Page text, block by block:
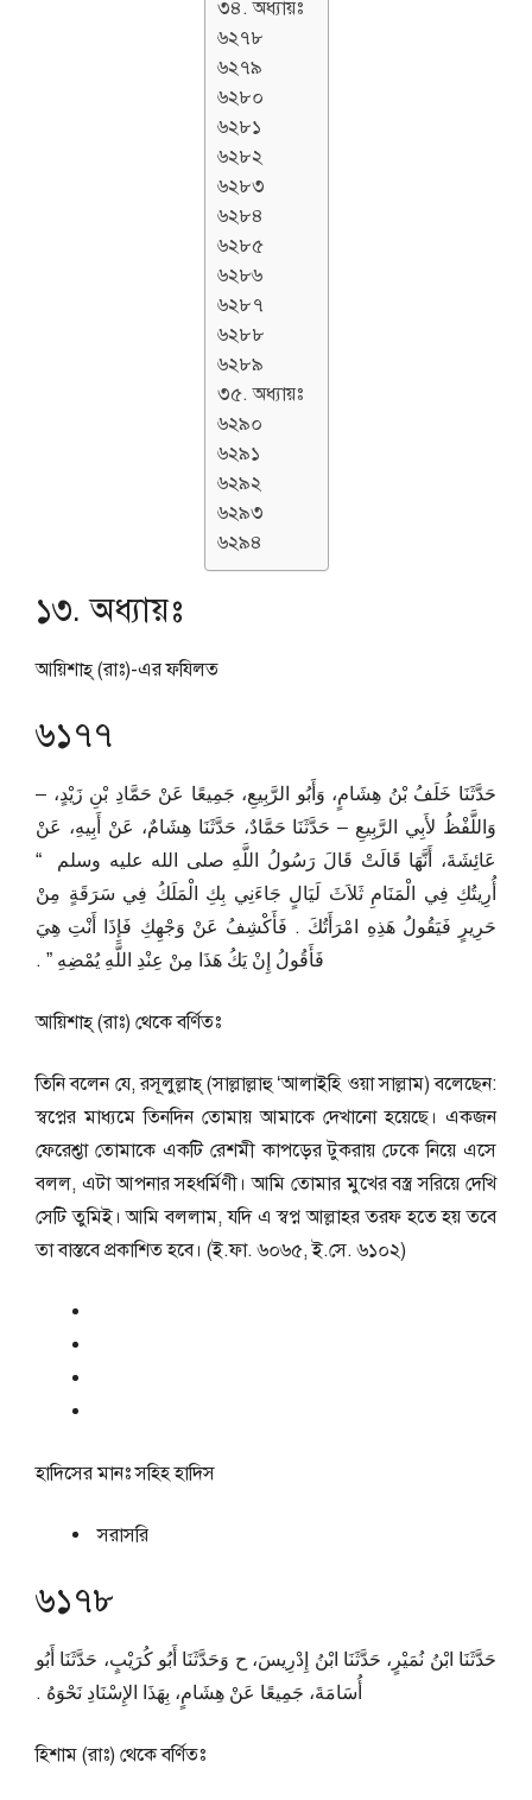
৩৪. অধ্যায়ঃ
৬২৭৮
৬২৭৯
৬২৮০
৬২৮১
৬২৮২
৬২৮৩
৬২৮৪
৬২৮৫
৬২৮৬
৬২৮৭
৬২৮৮
৬২৮৯
৩৫. অধ্যায়ঃ
৬২৯০
৬২৯১
৬২৯২
৬২৯৩
৬২৯৪
১৩. অধ্যায়ঃ
আয়িশাহ্ (রাঃ)-এর ফযিলত
৬১৭৭
حَدَّثَنَا خَلَفُ بْنُ هِشَامٍ، وَأَبُو الرَّبِيعِ، جَمِيعًا عَنْ حَمَّادِ بْنِ زَيْدٍ، –
وَاللَّفْظُ لأَبِي الرَّبِيعِ – حَدَّثَنَا حَمَّادٌ، حَدَّثَنَا هِشَامٌ، عَنْ أَبِيهِ، عَنْ
عَائِشَةَ، أَنَّهَا قَالَتْ قَالَ رَسُولُ اللَّهِ صلى الله عليه وسلم ‏ “‏
أُرِيتُكِ فِي الْمَنَامِ ثَلاَثَ لَيَالٍ جَاءَنِي بِكِ الْمَلَكُ فِي سَرَقَةٍ مِنْ
حَرِيرٍ فَيَقُولُ هَذِهِ امْرَأَتُكَ ‏.‏ فَأَكْشِفُ عَنْ وَجْهِكِ فَإِذَا أَنْتِ هِيَ
فَأَقُولُ إِنْ يَكُ هَذَا مِنْ عِنْدِ اللَّهِ يُمْضِهِ ‏”‏ ‏.‏
আয়িশাহ্ (রাঃ) থেকে বর্ণিতঃ
তিনি বলেন যে, রসূলুল্লাহ্ (সাল্লাল্লাহু ‘আলাইহি ওয়া সাল্লাম) বলেছেন:
স্বপ্নের মাধ্যমে তিনদিন তোমায় আমাকে দেখানো হয়েছে। একজন
ফেরেশ্তা তোমাকে একটি রেশমী কাপড়ের টুকরায় ঢেকে নিয়ে এসে
বলল, এটা আপনার সহধর্মিণী। আমি তোমার মুখের বস্ত্র সরিয়ে দেখি
সেটি তুমিই। আমি বললাম, যদি এ স্বপ্ন আল্লাহর তরফ হতে হয় তবে
তা বাস্তবে প্রকাশিত হবে। (ই.ফা. ৬০৬৫, ই.সে. ৬১০২)
হাদিসের মানঃসহিহ হাদিস
সরাসরি
৬১৭৮
حَدَّثَنَا ابْنُ نُمَيْرٍ، حَدَّثَنَا ابْنُ إِدْرِيسَ، ح وَحَدَّثَنَا أَبُو كُرَيْبٍ، حَدَّثَنَا أَبُو
أُسَامَةَ، جَمِيعًا عَنْ هِشَامٍ، بِهَذَا الإِسْنَادِ نَحْوَهُ ‏.‏
হিশাম (রাঃ) থেকে বর্ণিতঃ